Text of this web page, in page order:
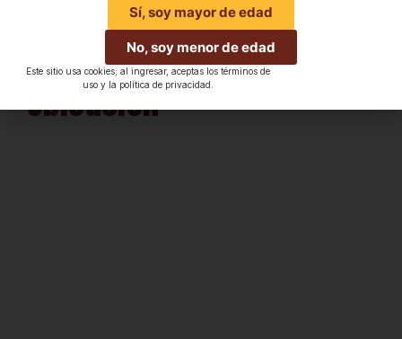
Ubicación
Sí, soy mayor de edad
No, soy menor de edad
Este sitio usa cookies; al ingresar, aceptas los términos de
uso y la política de privacidad.